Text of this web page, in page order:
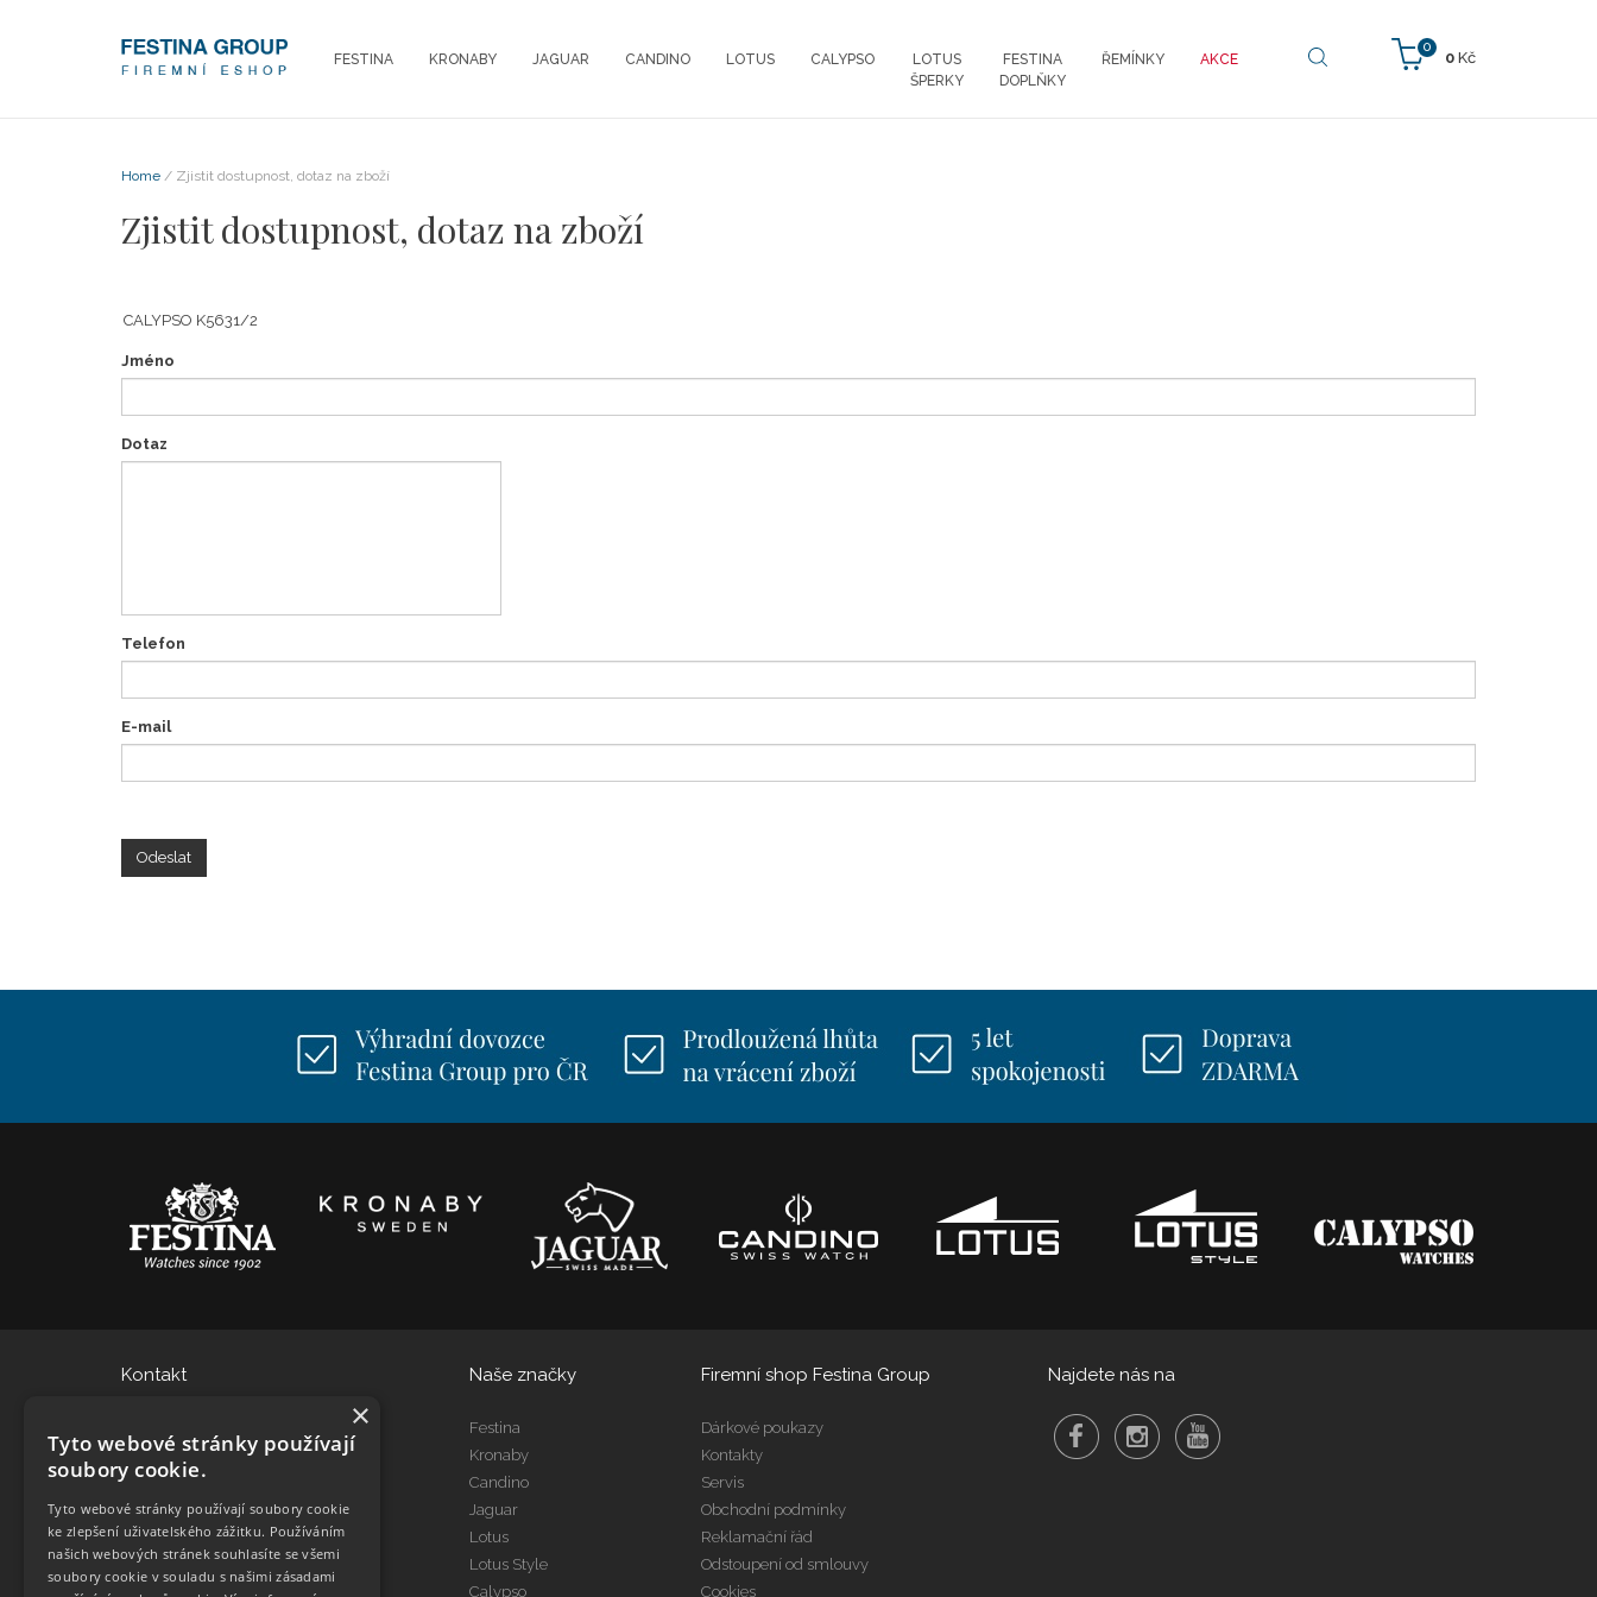
0
0 Kč
FESTINA KRONABY JAGUAR CANDINO LOTUS CALYPSO
LOTUS
ŠPERKY
FESTINA
DOPLŇKY
ŘEMÍNKY AKCE
Home / Zjistit dostupnost, dotaz na zboží
Zjistit dostupnost, dotaz na zboží
Jméno
Dotaz
Telefon
E-mail
Odeslat
Kontakt
466 615 080
Kontakt Servis
servis@dtgroup.cz
466 615 078
Naše značky
Festina
Kronaby
Candino
Jaguar
Lotus
Lotus Style
Calypso
Firemní shop Festina Group
Dárkové poukazy
Kontakty
Servis
Obchodní podmínky
Reklamační řád
Odstoupení od smlouvy
Cookies
Najdete nás na
×
Tyto webové stránky používají
soubory cookie.
Tyto webové stránky používají soubory cookie
ke zlepšení uživatelského zážitku. Používáním
našich webových stránek souhlasíte se všemi
soubory cookie v souladu s našimi zásadami